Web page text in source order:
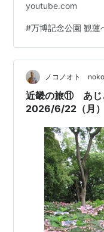
youtube.com
#万博記念公園 観蓮
ノコノオト
近畿の旅⑪ あじ
2026/6/22（月）